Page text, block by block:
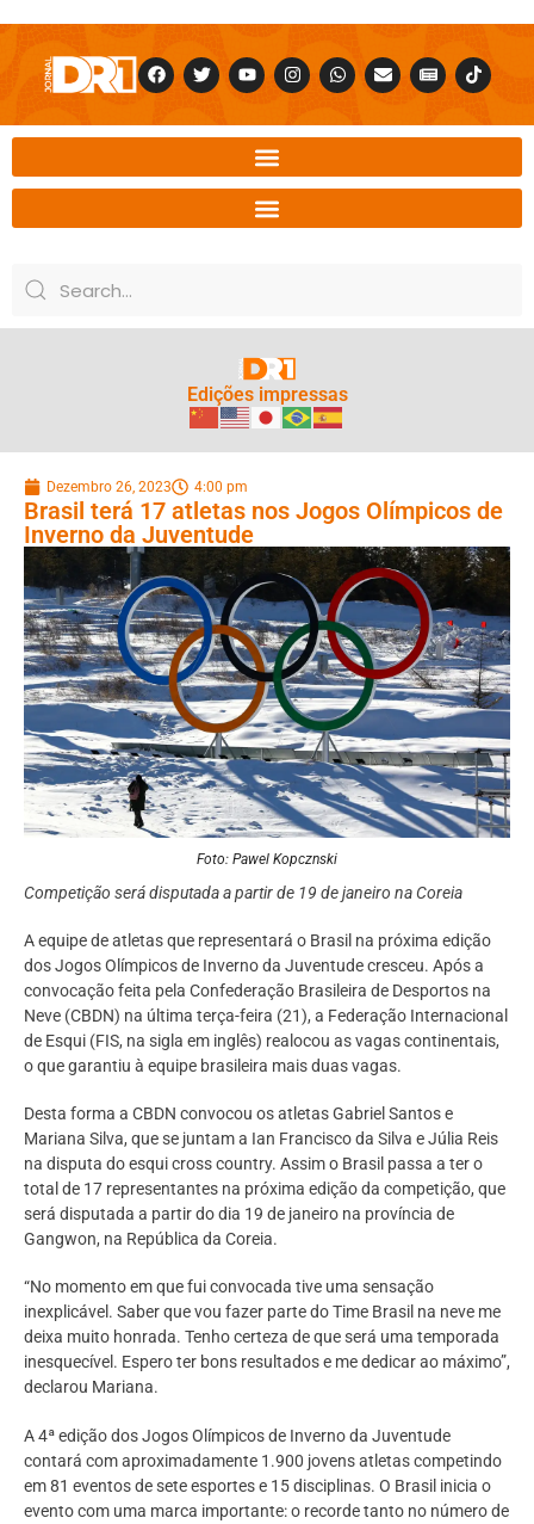
Edições impressas
Dezembro 26, 2023 4:00 pm
Brasil terá 17 atletas nos Jogos Olímpicos de
Inverno da Juventude
Foto: Pawel Kopcznski
Competição será disputada a partir de 19 de janeiro na Coreia
A equipe de atletas que representará o Brasil na próxima edição
dos Jogos Olímpicos de Inverno da Juventude cresceu. Após a
convocação feita pela Confederação Brasileira de Desportos na
Neve (CBDN) na última terça-feira (21), a Federação Internacional
de Esqui (FIS, na sigla em inglês) realocou as vagas continentais,
o que garantiu à equipe brasileira mais duas vagas.
Desta forma a CBDN convocou os atletas Gabriel Santos e
Mariana Silva, que se juntam a Ian Francisco da Silva e Júlia Reis
na disputa do esqui cross country. Assim o Brasil passa a ter o
total de 17 representantes na próxima edição da competição, que
será disputada a partir do dia 19 de janeiro na província de
Gangwon, na República da Coreia.
“No momento em que fui convocada tive uma sensação
inexplicável. Saber que vou fazer parte do Time Brasil na neve me
deixa muito honrada. Tenho certeza de que será uma temporada
inesquecível. Espero ter bons resultados e me dedicar ao máximo”,
declarou Mariana.
A 4ª edição dos Jogos Olímpicos de Inverno da Juventude
contará com aproximadamente 1.900 jovens atletas competindo
em 81 eventos de sete esportes e 15 disciplinas. O Brasil inicia o
evento com uma marca importante: o recorde tanto no número de